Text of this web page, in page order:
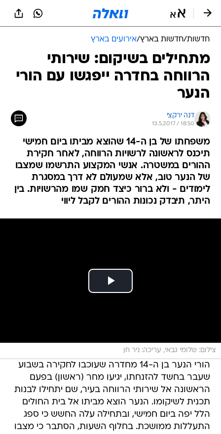
חדשות/חדשות בארץ/אירועים בארץ
מתחילים בשיקום: שירותי
הרווחה בחדרה ייפגשו עם הורי
הנער
דנה ירקצי
13.5.2017 / 18:50
משפחתו של בן ה-14 שהוצא מביתו ביום חמישי
תיכנס לראשונה לרשויות הרווחה, לאחר חקירת
ההורים במשטרה. אנשי המקצוע התרשמו שמצבו
של הנער טוב, אלא שמעולם לא דרך במסגרת
לימודים - ולא ברור כיצד חמק שמו מהרשויות. בין
היתר, תיבדק נכונות ההורים לקבל ליווי
צילום: שלומי גבאי, עריכה: ניר חן
הורי הנער בן ה-14 מחדרה שעוכבו לחקירה בשבוע
שעבר בחשד להזנחתו, יגיעו מחר (ראשון) בפעם
הראשונה אל שירותי הרווחה בעיר, שם יתחילו לבנות
תכנית לשיקומו. הנער הוצא מביתו אל בית החולים
הלל יפה ביום חמישי, ובתחילה עלה החשש כי ספג
התעללות ממושכת. בחלוף השעות, הסתבר כי מצבו